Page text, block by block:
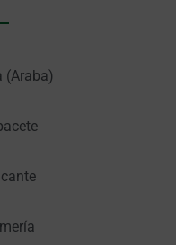
(Araba)